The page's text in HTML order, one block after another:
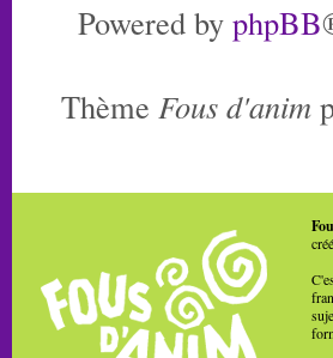
Powered by phpBB
Thème Fous d'anim